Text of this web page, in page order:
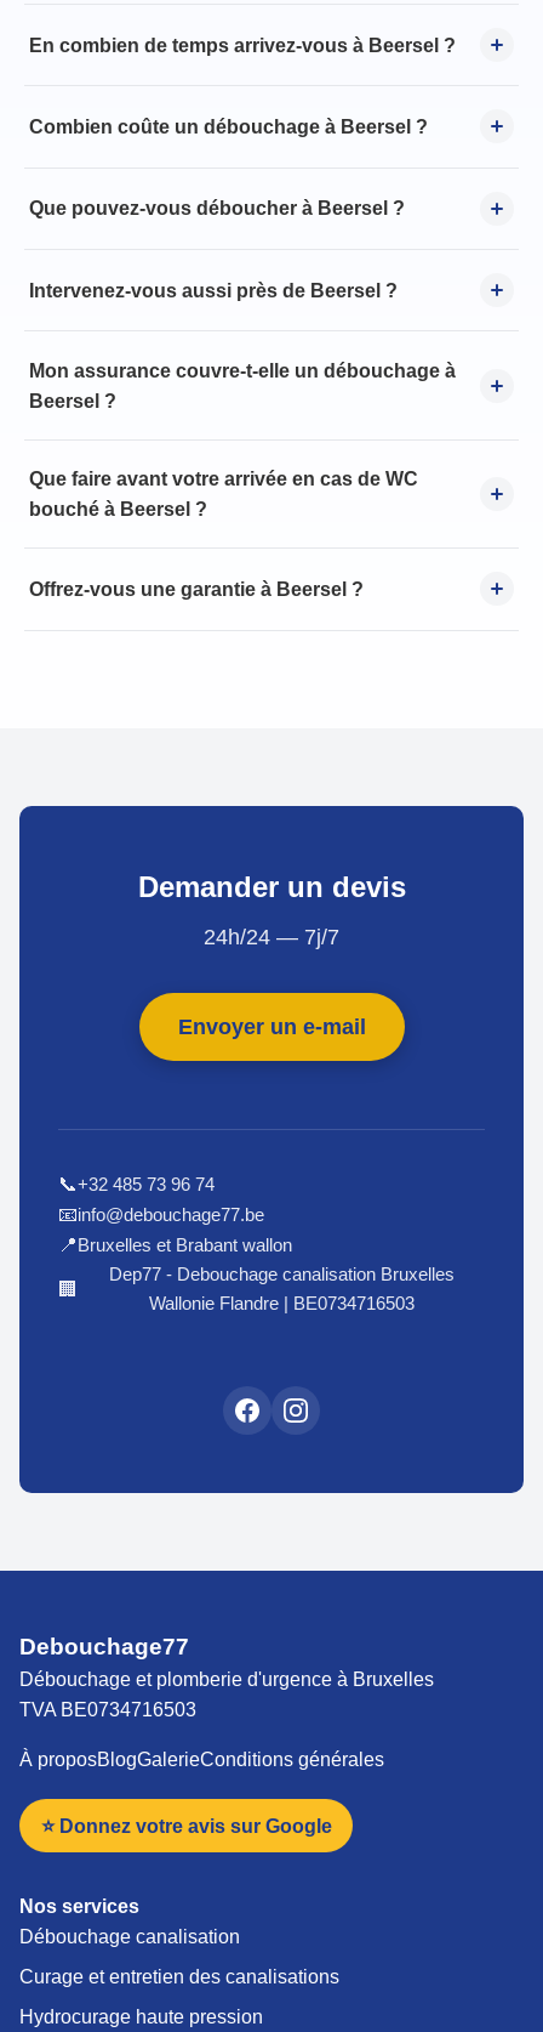
En combien de temps arrivez-vous à Beersel ?
Combien coûte un débouchage à Beersel ?
Que pouvez-vous déboucher à Beersel ?
Intervenez-vous aussi près de Beersel ?
Mon assurance couvre-t-elle un débouchage à
Beersel ?
Que faire avant votre arrivée en cas de WC
bouché à Beersel ?
Offrez-vous une garantie à Beersel ?
Demander un devis
24h/24 — 7j/7
Envoyer un e-mail
📞+32 485 73 96 74
📧info@debouchage77.be
📍Bruxelles et Brabant wallon
🏢
Dep77 - Debouchage canalisation Bruxelles
Wallonie Flandre | BE0734716503
Debouchage77
Débouchage et plomberie d'urgence à Bruxelles
TVA BE0734716503
À proposBlogGalerieConditions générales
⭐ Donnez votre avis sur Google
Nos services
Débouchage canalisation
Curage et entretien des canalisations
Hydrocurage haute pression